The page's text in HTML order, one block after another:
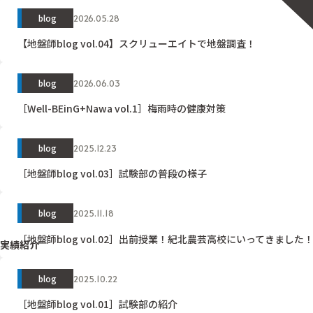
実績紹介
blog 2026.05.28
【地盤師blog vol.04】スクリューエイトで地盤調査！
blog 2026.06.03
［Well-BEinG+Nawa vol.1］梅雨時の健康対策
blog 2025.12.23
［地盤師blog vol.03］試験部の普段の様子
blog 2025.11.18
［地盤師blog vol.02］出前授業！紀北農芸高校にいってきました！
blog 2025.10.22
［地盤師blog vol.01］試験部の紹介